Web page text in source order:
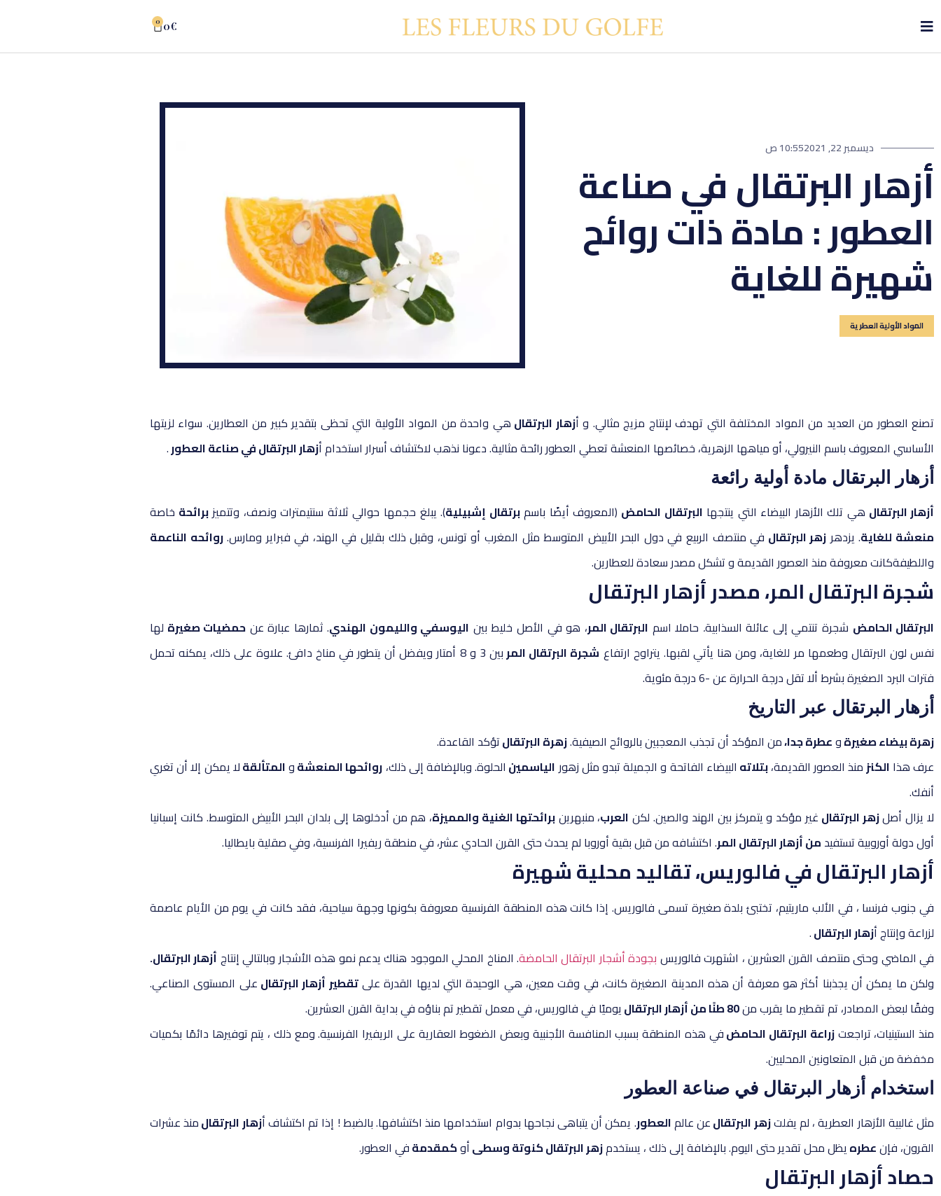
0€
0
ديسمبر 22, 2021 10:55 ص
أزهار البرتقال في صناعة
العطور : مادة ذات روائح
شهيرة للغاية
المواد الأولية العطرية
تصنع العطور من العديد من المواد المختلفة التي تهدف لإنتاج مزيج مثالي. و أزهار البرتقال هي واحدة من المواد الأولية التي تحظى بتقدير كبير من العطارين. سواء لزيتها
الأساسي المعروف باسم النيرولي، أو مياهها الزهرية، خصائصها المنعشة تعطي العطور رائحة مثالية. دعونا نذهب لاكتشاف أسرار استخدام أزهار البرتقال في صناعة العطور.
أزهار البرتقال مادة أولية رائعة
أزهار البرتقال هي تلك الأزهار البيضاء التي ينتجها البرتقال الحامض (المعروف أيضًا باسمبرتقال إشبيلية). يبلغ حجمها حوالي ثلاثة سنتيمترات ونصف، وتتميزبرائحة خاصة
منعشة للغاية. يزدهرزهر البرتقال في منتصف الربيع في دول البحر الأبيض المتوسط ​​مثل المغرب أو تونس، وقبل ذلك بقليل في الهند، في فبراير ومارس.روائحه الناعمة
واللطيفةكانت معروفة منذ العصور القديمة و تشكل مصدر سعادة للعطارين.
شجرة البرتقال المر، مصدر أزهار البرتقال
البرتقال الحامض شجرة تنتمي إلى عائلة السذابية. حاملا اسم البرتقال المر، هو في الأصل خليط بين اليوسفي والليمون الهندي. ثمارها عبارة عن حمضيات صغيرة لها
نفس لون البرتقال وطعمها مر للغاية، ومن هنا يأتي لقبها. يتراوح ارتفاع شجرة البرتقال المر
بين 3 و 8 أمتار ويفضل أن يتطور في مناخ دافئ. علاوة على ذلك، يمكنه تحمل
فترات البرد الصغيرة بشرط ألا تقل درجة الحرارة عن -6 درجة مئوية.
أزهار البرتقال عبر التاريخ
زهرة بيضاء صغيرةوعطرة جدا،من المؤكد أن تجذب المعجبين بالروائح الصيفية.زهرة البرتقالتؤكد القاعدة.
عرف هذا الكنزمنذ العصور القديمة،بتلاته البيضاء الفاتحة و الجميلة تبدو مثل زهورالياسمين الحلوة. وبالإضافة إلى ذلك، روائحها المنعشةوالمتألقةلا يمكن إلا أن تغري
أنفك.
لا يزال أصلزهر البرتقال غير مؤكد و يتمركز بين الهند والصين. لكن العرب، منبهرينبرائحتها الغنية والمميزة، هم من أدخلوها إلى بلدان البحر الأبيض المتوسط. كانت إسبانيا
أول دولة أوروبية تستفيد من أزهار البرتقال المر. اكتشافه من قبل بقية أوروبا لم يحدث حتى القرن الحادي عشر، في منطقة ريفيرا الفرنسية، وفي صقلية بايطاليا.
أزهار البرتقال في فالوريس، تقاليد محلية شهيرة
في جنوب فرنسا ، في الألب ماريتيم، تختبئ بلدة صغيرة تسمى فالوريس. إذا كانت هذه المنطقة الفرنسية معروفة بكونها وجهة سياحية، فقد كانت في يوم من الأيام عاصمة
لزراعة وإنتاج أزهار البرتقال.
في الماضي وحتى منتصف القرن العشرين ، اشتهرت فالوريس بجودة أشجار البرتقال الحامضة. المناخ المحلي الموجود هناك يدعم نمو هذه الأشجار وبالتالي إنتاج أزهار البرتقال.
ولكن ما يمكن أن يجذبنا أكثر هو معرفة أن هذه المدينة الصغيرة كانت، في وقت معين، هي الوحيدة التي لديها القدرة علىتقطير أزهار البرتقال على المستوى الصناعي.
وفقًا لبعض المصادر، تم تقطير ما يقرب من80 طنًا من أزهار البرتقال
يوميًا في فالوريس، في معمل تقطير تم بناؤه في بداية القرن العشرين.
منذ الستينيات، تراجعتزراعة البرتقال الحامضفي هذه المنطقة بسبب المنافسة الأجنبية وبعض الضغوط العقارية على الريفيرا الفرنسية. ومع ذلك ، يتم توفيرها دائمًا بكميات
مخفضة من قبل المتعاونين المحليين.
استخدام أزهار البرتقال في صناعة العطور
مثل غالبية الأزهار العطرية ، لم يفلتزهر البرتقالعن عالمالعطور. يمكن أن يتباهى نجاحها بدوام استخدامها منذ اكتشافها. بالضبط ! إذا تم اكتشاف أزهار البرتقالمنذ عشرات
القرون، فإنعطرهيظل محل تقدير حتى اليوم. بالإضافة إلى ذلك ، يستخدمزهر البرتقال كنوتة وسطىأوكمقدمةفي العطور.
حصاد أزهار البرتقال